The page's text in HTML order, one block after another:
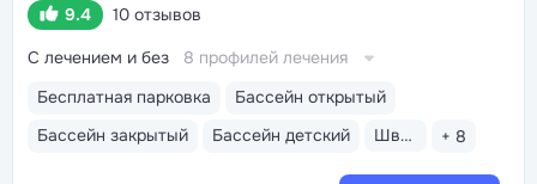
9.4
10 отзывов
Бесплатная парковка
Бассейн открытый
Бассейн закрытый
Бассейн детский Шведский стол + 8
С лечением и без 8 профилей лечения